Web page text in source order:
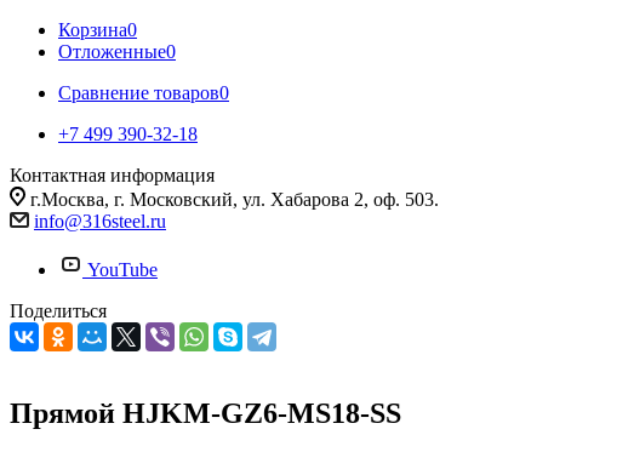
Корзина0
Отложенные0
Сравнение товаров0
+7 499 390-32-18
Контактная информация
г.Москва, г. Московский, ул. Хабарова 2, оф. 503.
info@316steel.ru
YouTube
Поделиться
Прямой HJKM-GZ6-MS18-SS